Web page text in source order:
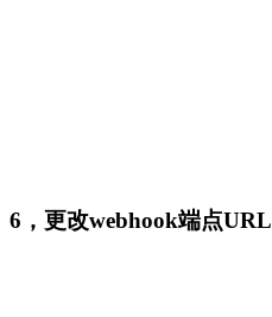
6，更改webhook端点URL